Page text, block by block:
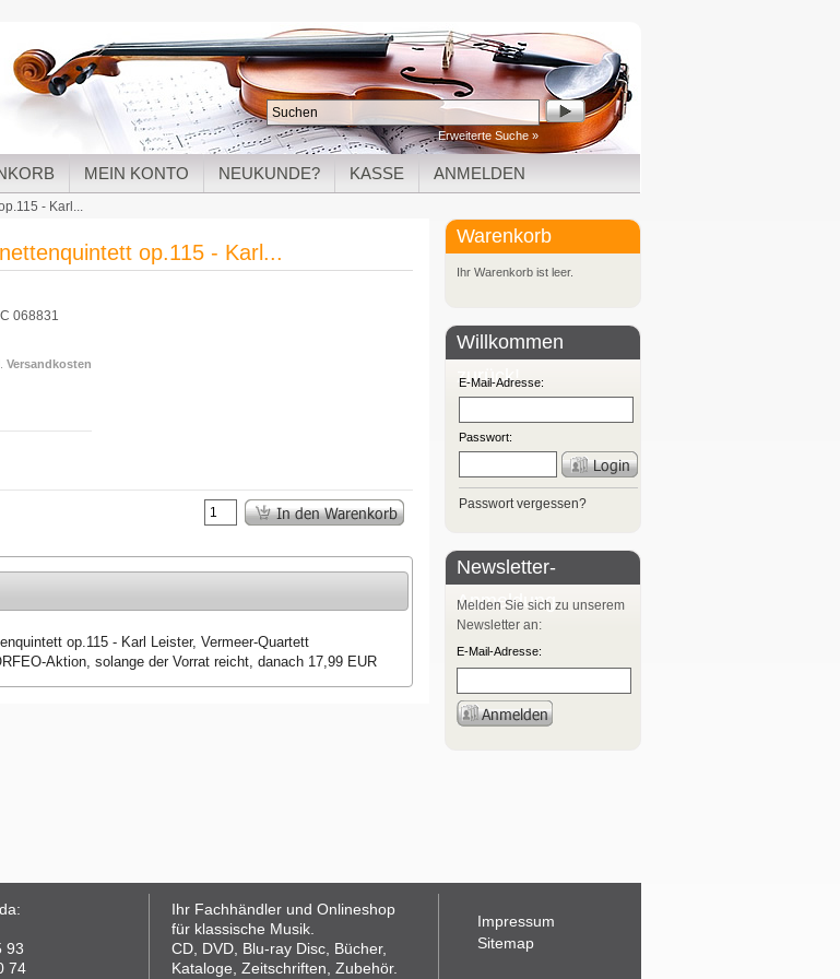
Erweiterte Suche »
MEIN KONTO NEUKUNDE? KASSE ANMELDEN
- Karl...
op.115 - Karl...
068831
Versandkosten
op.115 - Karl Leister, Vermeer-Quartett
Aktion, solange der Vorrat reicht, danach 17,99 EUR
Warenkorb
Ihr Warenkorb ist leer.
Willkommen
zurück!
E-Mail-Adresse:
Passwort:
Passwort vergessen?
Newsletter-
Anmeldung
Melden Sie sich zu unserem
Newsletter an:
E-Mail-Adresse:
93
74
Ihr Fachhändler und Onlineshop
für klassische Musik.
CD, DVD, Blu-ray Disc, Bücher,
Kataloge, Zeitschriften, Zubehör.
Impressum
Sitemap